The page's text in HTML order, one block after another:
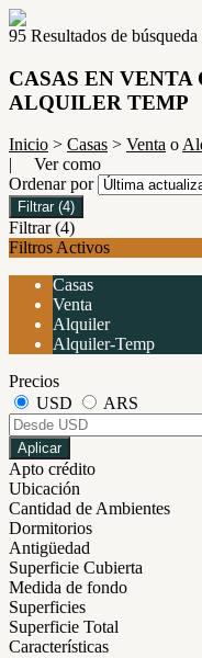
95 Resultados de búsqueda
CASAS EN
ALQUILER TEMP
Inicio > Casas > Venta o
| Ver como
Ordenar por
Filtrar (4)
Filtrar (4)
Filtros Activos
Casas
Venta
Alquiler
Alquiler-Temp
Precios
USD
ARS
Aplicar
Apto crédito
Ubicación
Cantidad de Ambientes
Dormitorios
Antigüedad
Superficie Cubierta
Medida de fondo
Superficies
Superficie Total
Características